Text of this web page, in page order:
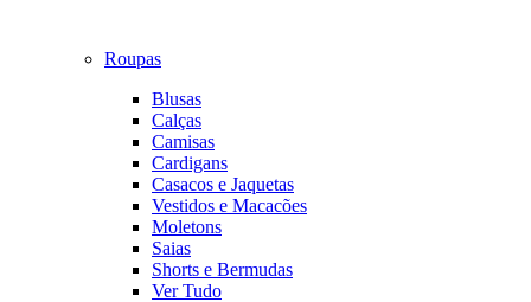
Roupas
Blusas
Calças
Camisas
Cardigans
Casacos e Jaquetas
Vestidos e Macacões
Moletons
Saias
Shorts e Bermudas
Ver Tudo